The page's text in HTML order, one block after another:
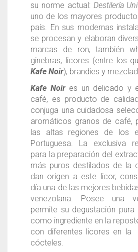
su norme actual: Destilería
uno de los mayores
país. En sus modernas
se procesan y elaboran
marcas de ron, también
ginebras, licores (entre los
Kafe Noir), brandies y
Kafe Noir es un delicado y
café, es producto de
conjuga una cuidadosa
aromáticos granos de café,
las altas regiones de los
Portuguesa. La exclusiva
para la preparación del
más puros destilados de la
dan origen a este licor,
día una de las mejores
venezolana. Posee una
permite su degustación
como ingrediente en la
con diferentes licores en la
cócteles.